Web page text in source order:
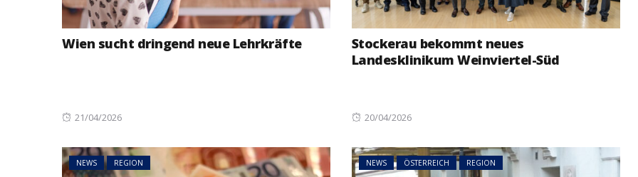
Wien sucht dringend neue Lehrkräfte
Posted
21/04/2026
Stockerau bekommt neues
Landesklinikum Weinviertel-Süd
Posted
20/04/2026
NEWS REGION NEWS ÖSTERREICH REGION